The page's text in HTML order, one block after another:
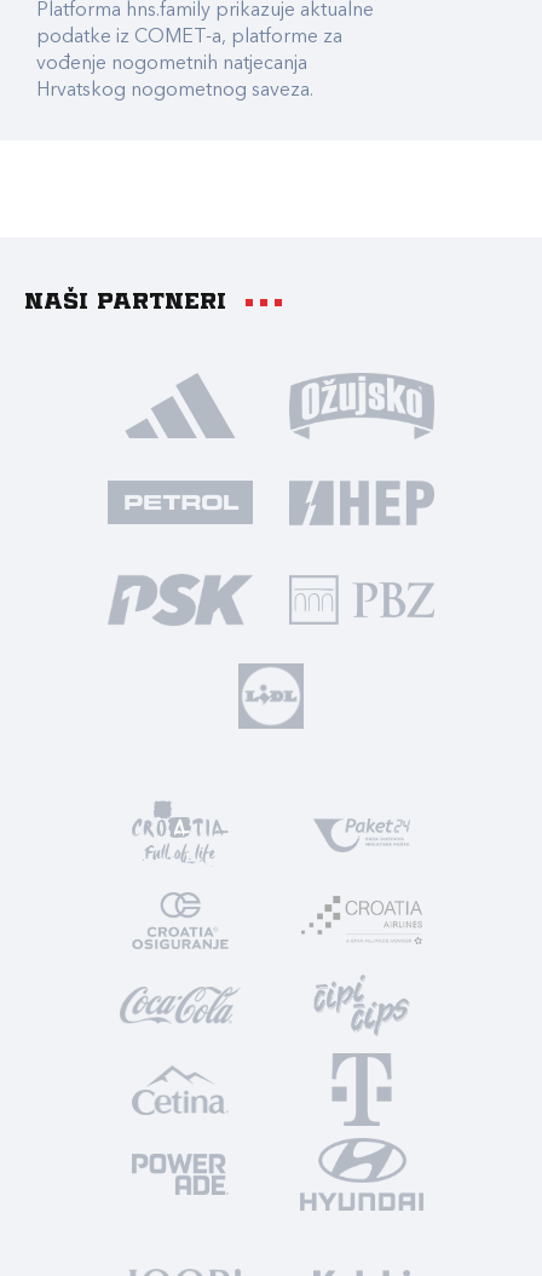
Platforma hns.family prikazuje aktualne
podatke iz COMET-a, platforme za
vođenje nogometnih natjecanja
Hrvatskog nogometnog saveza.
Naši partneri